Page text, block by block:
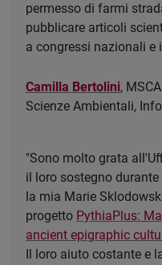
permesso di farmi
pubblicare articoli
a congressi nazionali e
Camilla Bertolini,
Scienze Ambientali,
"Sono molto grata
il loro sostegno
la mia Marie
progetto PythiaPlus:
ancient epigraphic
Il loro aiuto costante e